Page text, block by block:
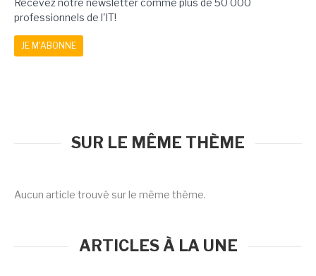
Recevez notre newsletter comme plus de 50 000
professionnels de l'IT!
JE M'ABONNE
SUR LE MÊME THÈME
Aucun article trouvé sur le même thème.
ARTICLES À LA UNE